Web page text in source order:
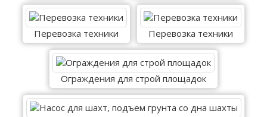
Перевозка техники Перевозка техники
Ограждения для строй площадок